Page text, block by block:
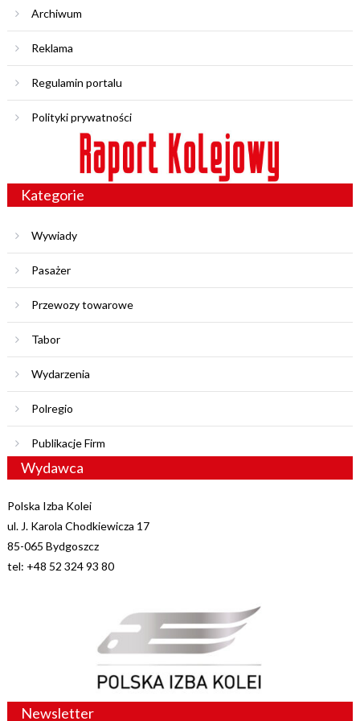
Archiwum
Reklama
Regulamin portalu
Polityki prywatności
Kategorie
Wywiady
Pasażer
Przewozy towarowe
Tabor
Wydarzenia
Polregio
Publikacje Firm
Wydawca
Polska Izba Kolei
ul. J. Karola Chodkiewicza 17
85-065 Bydgoszcz
tel: +48 52 324 93 80
Newsletter